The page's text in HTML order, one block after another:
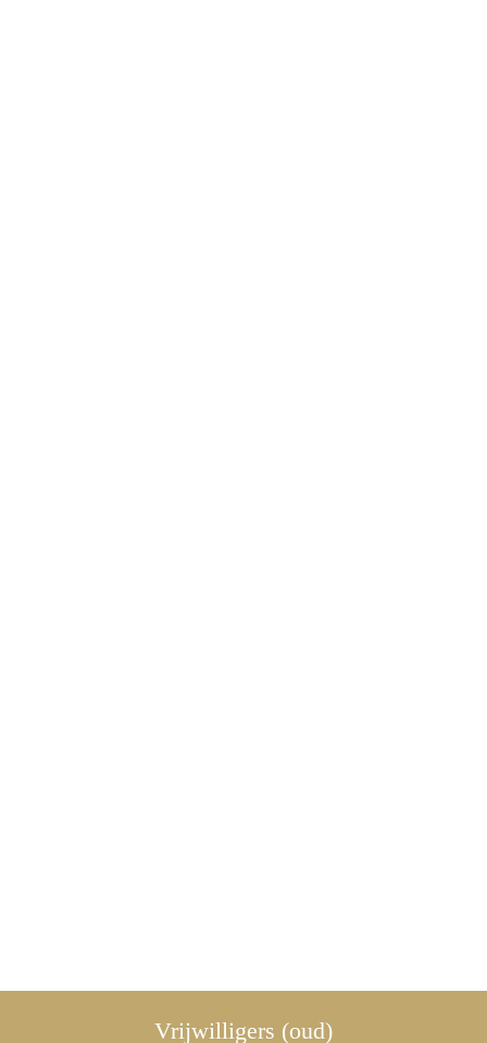
Vrijwilligers (oud)